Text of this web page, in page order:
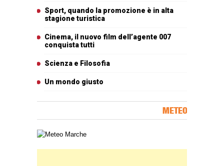
Sport, quando la promozione è in alta
stagione turistica
Cinema, il nuovo film dell’agente 007
conquista tutti
Scienza e Filosofia
Un mondo giusto
METEO
Carta meteorologica delle Marche